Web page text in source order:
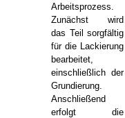
Arbeitsprozess.
Zunächst wird
das Teil sorgfältig
für die Lackierung
bearbeitet,
einschließlich der
Grundierung.
Anschließend
erfolgt die